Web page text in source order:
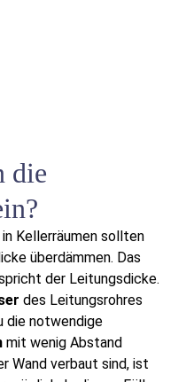
die
in Kellerräumen sollten
überdämmen. Das
der Leitungsdicke.
des Leitungsrohres
die notwendige
mit wenig Abstand
Wand verbaut sind, ist